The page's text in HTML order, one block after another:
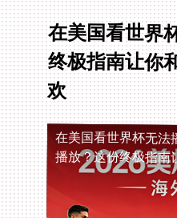
在美国看世界
终极指南让你
欢
在美国看世界杯无法
播放？这份终极指南